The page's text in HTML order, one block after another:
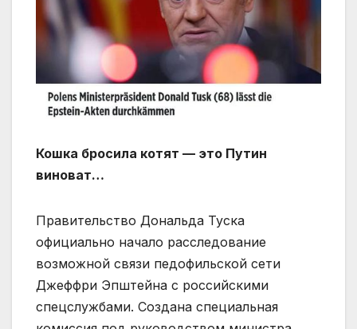
Кошка бросила котят — это Путин
виноват…
Правительство Дональда Туска
официально начало расследование
возможной связи педофильской сети
Джеффри Эпштейна с российскими
спецслужбами. Создана специальная